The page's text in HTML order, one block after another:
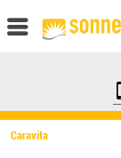
Caravita